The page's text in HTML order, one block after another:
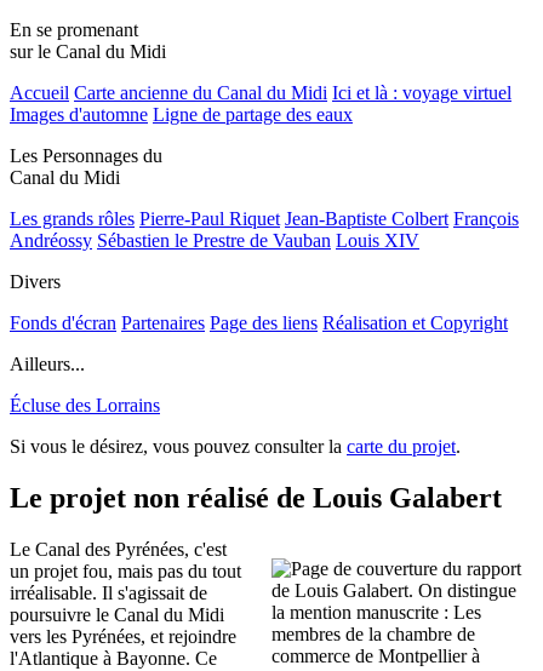
En se promenant
sur le Canal du Midi
Accueil Carte ancienne du Canal du Midi Ici et là : voyage virtuel
Images d'automne Ligne de partage des eaux
Les Personnages du
Canal du Midi
Les grands rôles Pierre-Paul Riquet Jean-Baptiste Colbert François
Andréossy Sébastien le Prestre de Vauban Louis XIV
Divers
Fonds d'écran Partenaires Page des liens Réalisation et Copyright
Ailleurs...
Écluse des Lorrains
Si vous le désirez, vous pouvez consulter la carte du projet.
Le projet non réalisé de Louis Galabert
Le Canal des Pyrénées, c'est
un projet fou, mais pas du tout
irréalisable. Il s'agissait de
poursuivre le Canal du Midi
vers les Pyrénées, et rejoindre
l'Atlantique à Bayonne. Ce